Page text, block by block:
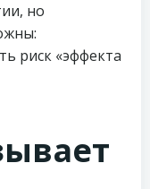
но
риск «эффекта